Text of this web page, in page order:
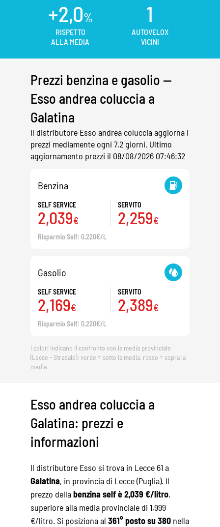
+2,0%
RISPETTO
ALLA MEDIA
1
AUTOVELOX
VICINI
Prezzi benzina e gasolio —
Esso andrea coluccia a
Galatina
Il distributore Esso andrea coluccia aggiorna i
prezzi mediamente ogni 7,2 giorni. Ultimo
aggiornamento prezzi il 08/08/2026 07:46:32
Benzina
SELF SERVICE
2,039€
SERVITO
2,259€
Risparmio Self: 0,220€/L
Gasolio
SELF SERVICE
2,169€
SERVITO
2,389€
Risparmio Self: 0,220€/L
I colori indicano il confronto con la media provinciale
(Lecce - Stradale): verde = sotto la media, rosso = sopra la
media
Esso andrea coluccia a
Galatina: prezzi e
informazioni
Il distributore Esso si trova in Lecce 61 a
Galatina, in provincia di Lecce (Puglia). Il
prezzo dellabenzina self è 2,039 €/litro,
superiore alla media provinciale di 1,999
€/litro. Si posiziona al 361° posto su 380 nella